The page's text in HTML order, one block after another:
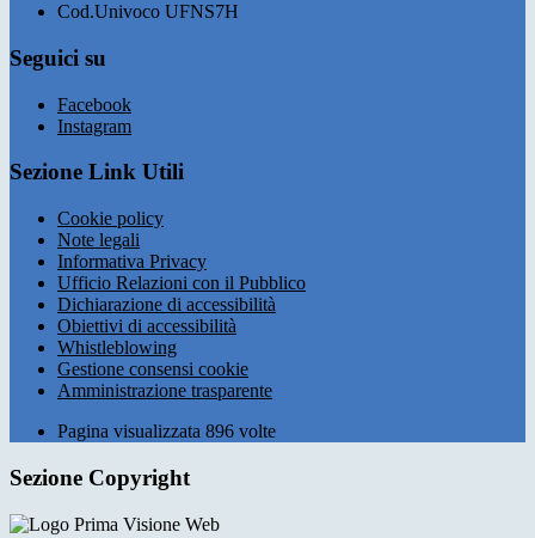
Cod.Univoco UFNS7H
Seguici su
Facebook
Instagram
Sezione Link Utili
Cookie policy
Note legali
Informativa Privacy
Ufficio Relazioni con il Pubblico
Dichiarazione di accessibilità
Obiettivi di accessibilità
Whistleblowing
Gestione consensi cookie
Amministrazione trasparente
Pagina visualizzata 896 volte
Sezione Copyright